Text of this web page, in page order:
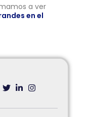
a ver
en el